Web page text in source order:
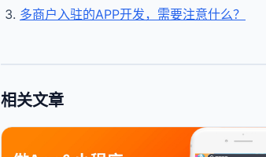
多商户入驻的APP开发，需要注意什么？
相关文章